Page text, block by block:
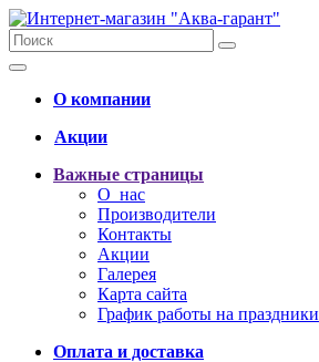
О компании
Акции
Важные страницы
О нас
Производители
Контакты
Акции
Галерея
Карта сайта
График работы на праздники
Оплата и доставка